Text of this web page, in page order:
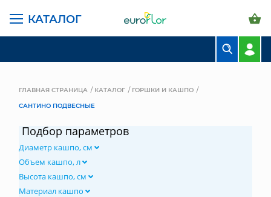
КАТАЛОГ
СВАДЕБНАЯ ФЛОРИСТИКА
ГЛАВНАЯ СТРАНИЦА КАТАЛОГ
ГОРШКИ И КАШПО
САНТИНО ПОДВЕСНЫЕ
Подбор параметров
Диаметр кашпо, см
Объем кашпо, л
Высота кашпо, см
Материал кашпо